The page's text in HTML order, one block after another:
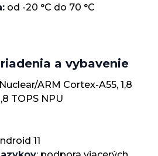
od -20 °C do 70 °C
a vybavenie
ARM Cortex-A55, 1,8
TOPS NPU
11